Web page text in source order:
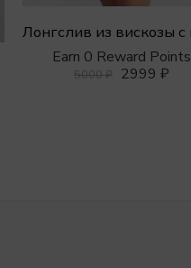
Earn 0 Reward Points
5000₽ 2999 ₽